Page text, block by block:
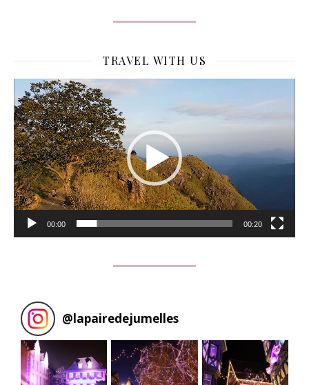
TRAVEL WITH US
Lecteur
vidéo
00:00 00:20
@lapairedejumelles